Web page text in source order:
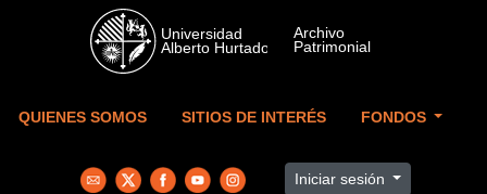
Skip to main content
QUIENES SOMOS SITIOS DE INTERÉS FONDOS
Iniciar sesión